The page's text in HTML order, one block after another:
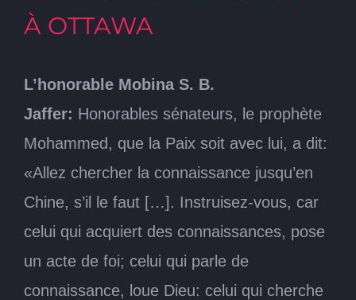
À OTTAWA
L’honorable Mobina S. B.
Jaffer: Honorables sénateurs, le prophète
Mohammed, que la Paix soit avec lui, a dit:
«Allez chercher la connaissance jusqu’en
Chine, s’il le faut […]. Instruisez-vous, car
celui qui acquiert des connaissances, pose
un acte de foi; celui qui parle de
connaissance, loue Dieu: celui qui cherche